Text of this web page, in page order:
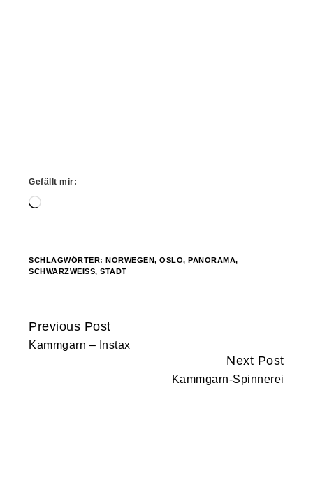
Gefällt mir:
Wird
SCHLAGWÖRTER:NORWEGEN,OSLO,PANORAMA,
SCHWARZWEISS
,STADT
Continue
Reading
Previous Post
Kammgarn – Instax
Next Post
Kammgarn-Spinnerei